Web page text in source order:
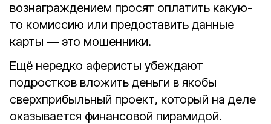
вознаграждением просят оплатить какую-
то комиссию или предоставить данные
карты — это мошенники.
Ещё нередко аферисты убеждают
подростков вложить деньги в якобы
сверхприбыльный проект, который на деле
оказывается финансовой пирамидой.